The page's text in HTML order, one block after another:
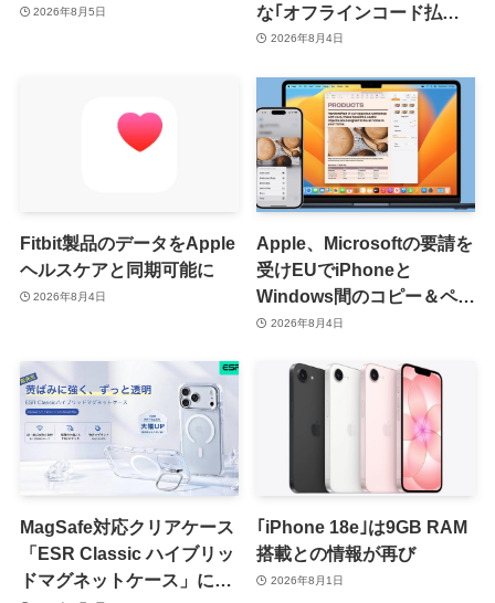
2026年8月5日
な｢オフラインコード払い｣
を提供開始 ｰ まずはiOS版
2026年8月4日
Fitbit製品のデータをApple
ヘルスケアと同期可能に
2026年8月4日
Apple、Microsoftの要請を
受けEUでiPhoneと
Windows間のコピー＆ペー
スト機能を提供へ
2026年8月4日
MagSafe対応クリアケース
「ESR Classic ハイブリッ
ドマグネットケース」に黄
｢iPhone 18e｣は9GB RAM
搭載との情報が再び
2026年8月1日